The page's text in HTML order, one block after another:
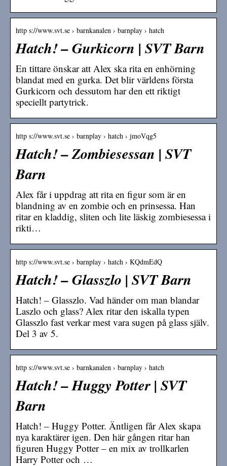
http s://www.svt.se › barnkanalen › barnplay › hatch
Hatch! – Gurkicorn | SVT Barn
En tittare önskar att Alex ska rita en enhörning
blandat med en gurka. Det blir världens första
Gurkicorn och dessutom har den ett riktigt
speciellt partytrick.
http s://www.svt.se › barnplay › hatch › jmoVqg5
Hatch! – Zombiesessan | SVT
Barn
Alex får i uppdrag att rita en figur som är en
blandning av en zombie och en prinsessa. Han
ritar en kladdig, sliten och lite läskig zombiesessa i
rikti…
http s://www.svt.se › barnplay › hatch › KQdmEdQ
Hatch! – Glasszlo | SVT Barn
Hatch! – Glasszlo. Vad händer om man blandar
Laszlo och glass? Alex ritar den iskalla typen
Glasszlo fast verkar mest vara sugen på glass själv.
Del 3 av 5.
http s://www.svt.se › barnkanalen › barnplay › hatch
Hatch! – Huggy Potter | SVT
Barn
Hatch! – Huggy Potter. Äntligen får Alex skapa
nya karaktärer igen. Den här gången ritar han
figuren Huggy Potter – en mix av trollkarlen
Harry Potter och …